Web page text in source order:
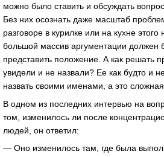
можно было ставить и обсуждать
Без них осознать даже масштаб
разговоре в курилке или на кухне
большой массив аргументации должен
представить положение. А как решать
увидели и не назвали? Ее как будто и
назвать своими именами, а это сложная
В одном из последних интервью на
том, изменилось ли после
людей, он ответил:
— Оно изменилось там, где была